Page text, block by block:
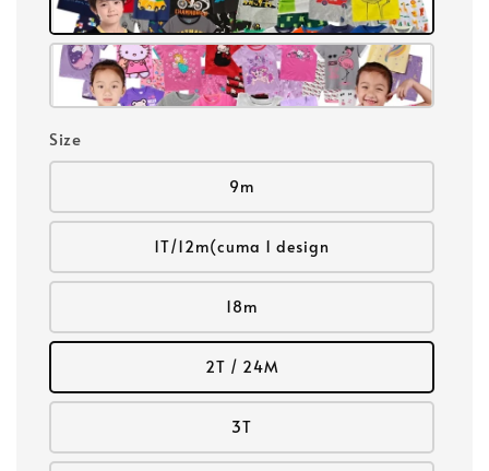
Size
9m
1T/12m(cuma 1 design
18m
2T / 24M
3T